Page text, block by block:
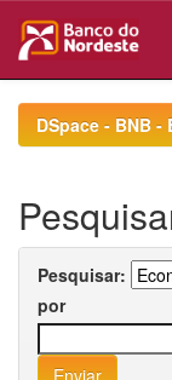
navigationDSpace - BNB
Pesquisar:
por